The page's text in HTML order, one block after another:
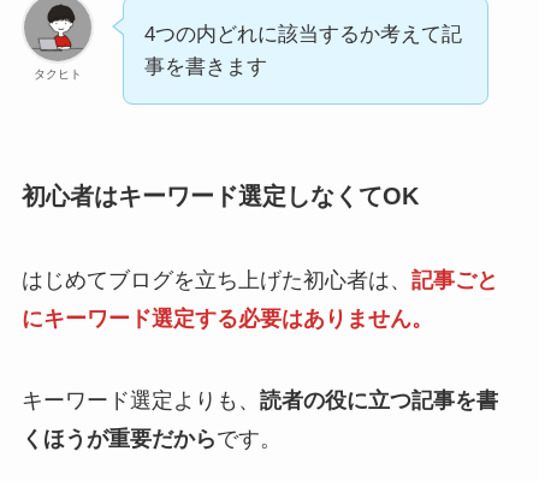
タクヒト
4つの内どれに該当するか考えて記
事を書きます
初心者はキーワード選定しなくてOK
はじめてブログを立ち上げた初心者は、 記事ごと
にキーワード選定する必要はありません。
キーワード選定よりも、 読者の役に立つ記事を書
くほうが重要だからです。